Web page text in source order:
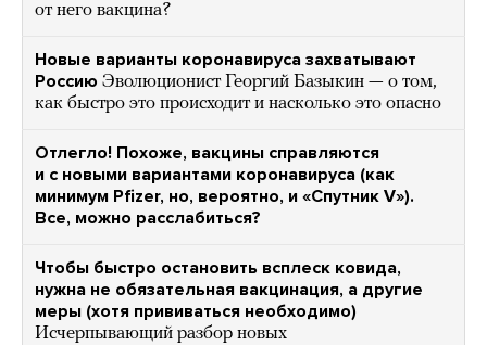
от него вакцина?
Новые варианты коронавируса захватывают
Россию Эволюционист Георгий Базыкин — о том,
как быстро это происходит и насколько это опасно
Отлегло! Похоже, вакцины справляются
и с новыми вариантами коронавируса (как
минимум Pfizer, но, вероятно, и «Спутник V»).
Все, можно расслабиться?
Чтобы быстро остановить всплеск ковида,
нужна не обязательная вакцинация, а другие
меры (хотя прививаться необходимо)
Исчерпывающий разбор новых